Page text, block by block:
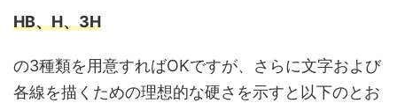
HB、H、3H
の3種類を用意すればOKですが、さらに文字および
各線を描くための理想的な硬さを示すと以下のとお